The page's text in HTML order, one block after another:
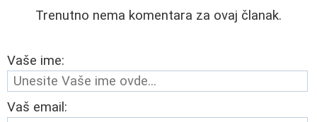
Trenutno nema komentara za ovaj članak.
Vaše ime:
Vaš email: